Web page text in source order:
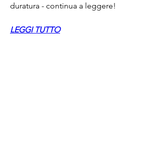
duratura - continua a leggere!
LEGGI TUTTO